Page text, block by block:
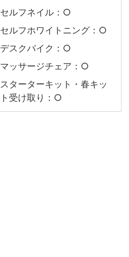
セルフネイル：○
セルフホワイトニング：○
デスクバイク：○
マッサージチェア：○
スターターキット・春キッ
ト受け取り：○